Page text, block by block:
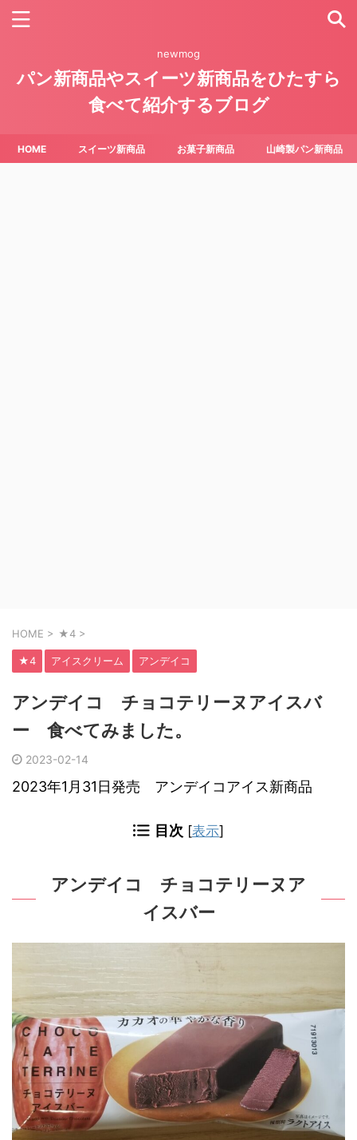
newmog
パン新商品やスイーツ新商品をひたすら
食べて紹介するブログ
HOME スイーツ新商品 お菓子新商品 山崎製パン新商品
HOME > ★4 >
★4 アイスクリーム アンデイコ
アンデイコ チョコテリーヌアイスバ
ー 食べてみました。
2023-02-14
2023年1月31日発売 アンデイコアイス新商品
目次 [表示]
アンデイコ チョコテリーヌア
イスバー